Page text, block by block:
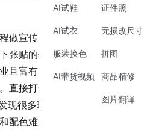
AI试鞋
AI试衣
服装换色
AI带货视频
证件照
无损改尺寸
拼图
商品精修
图片翻译
做宣传时，无论是发布在朋友
张贴的传单，视觉上的第一印
且富有美感的宣传图，能有效
直接打开美图设计室，在模板
现很多现成的选择。这些模板
配色难题，你需要做的，是让